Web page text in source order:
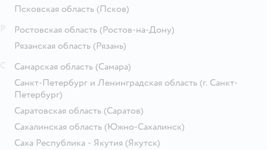
Псковская область (Псков)
Ростовская область (Ростов-на-Дону)
Рязанская область (Рязань)
Самарская область (Самара)
Санкт-Петербург и Ленинградская область (г. Санкт-
Петербург)
Саратовская область (Саратов)
Сахалинская область (Южно-Сахалинск)
Саха Республика - Якутия (Якутск)